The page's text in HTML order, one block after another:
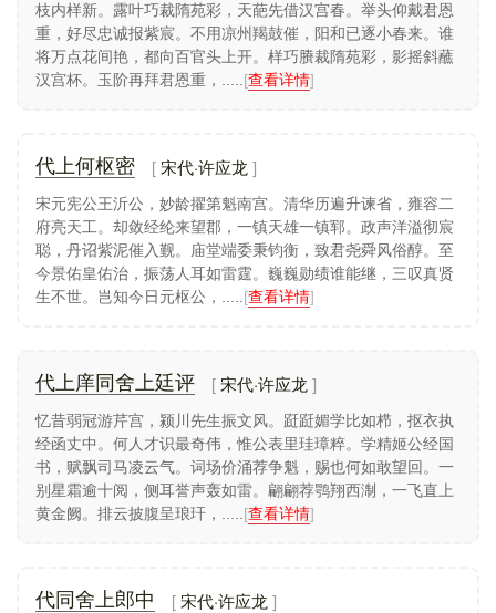
枝内样新。露叶巧裁隋苑彩，天葩先借汉宫春。举头仰戴君恩
重，好尽忠诚报紫宸。不用凉州羯鼓催，阳和已逐小春来。谁
将万点花间艳，都向百官头上开。样巧賸裁隋苑彩，影摇斜蘸
汉宫杯。玉阶再拜君恩重，..... [查看详情]
代上何枢密 宋代·许应龙
宋元宪公王沂公，妙龄擢第魁南宫。清华历遍升谏省，雍容二
府亮天工。却敛经纶来望郡，一镇天雄一镇郓。政声洋溢彻宸
聪，丹诏紫泥催入觐。庙堂端委秉钧衡，致君尧舜风俗醇。至
今景佑皇佑治，振荡人耳如雷霆。巍巍勋绩谁能继，三叹真贤
生不世。岂知今日元枢公，..... [查看详情]
代上庠同舍上廷评 宋代·许应龙
忆昔弱冠游芹宫，颍川先生振文风。跹跹媚学比如栉，抠衣执
经函丈中。何人才识最奇伟，惟公表里珪璋粹。学精姬公经国
书，赋飘司马凌云气。词场价涌荐争魁，赐也何如敢望回。一
别星霜逾十阅，侧耳誉声轰如雷。翩翩荐鹗翔西淛，一飞直上
黄金阙。排云披腹呈琅玕，..... [查看详情]
代同舍上郎中 宋代·许应龙